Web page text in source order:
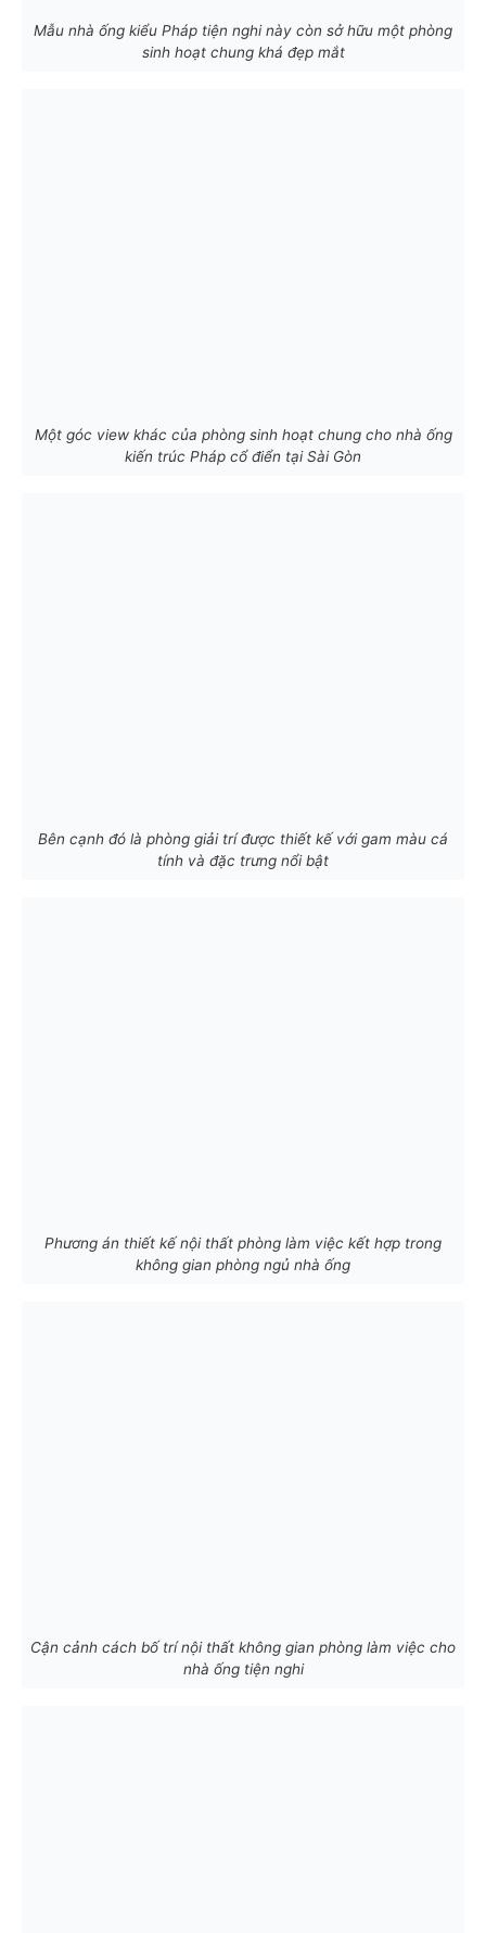
Mẫu nhà ống kiểu Pháp tiện nghi này còn sở hữu một phòng
sinh hoạt chung khá đẹp mắt
Một góc view khác của phòng sinh hoạt chung cho nhà ống
kiến trúc Pháp cổ điển tại Sài Gòn
Bên cạnh đó là phòng giải trí được thiết kế với gam màu cá
tính và đặc trưng nổi bật
Phương án thiết kế nội thất phòng làm việc kết hợp trong
không gian phòng ngủ nhà ống
Cận cảnh cách bố trí nội thất không gian phòng làm việc cho
nhà ống tiện nghi